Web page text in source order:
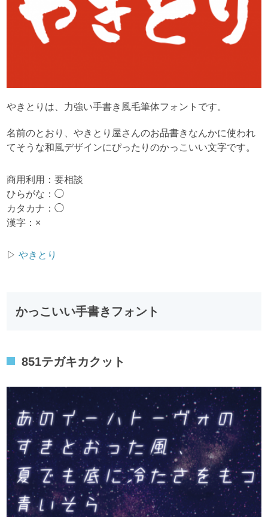
やきとりは、力強い手書き風毛筆体フォントです。
名前のとおり、やきとり屋さんのお品書きなんかに使われ
てそうな和風デザインにぴったりのかっこいい文字です。
商用利用：要相談
ひらがな：◯
カタカナ：◯
漢字：×
▷やきとり
かっこいい手書きフォント
851テガキカクット